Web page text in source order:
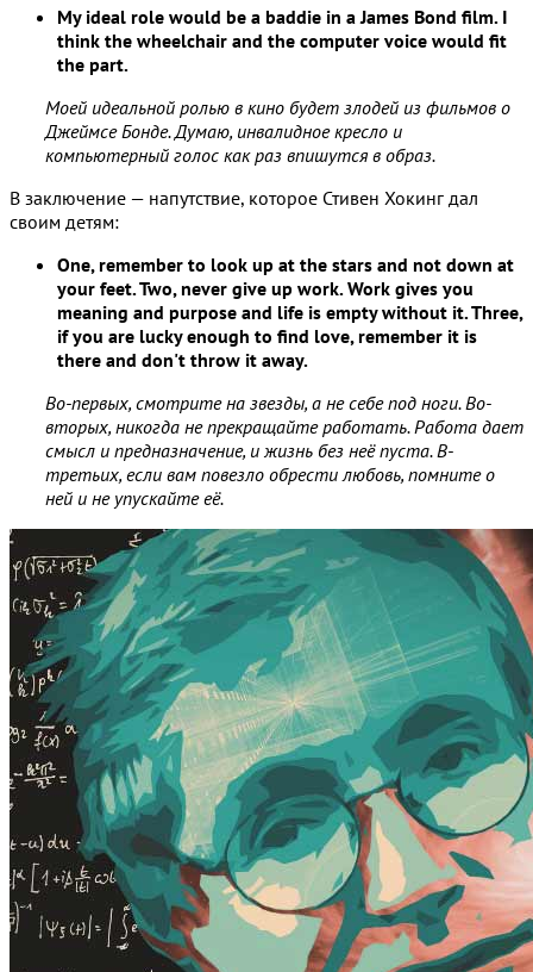
My ideal role would be a baddie in a James Bond film. I
think the wheelchair and the computer voice would fit
the part.
Моей идеальной ролью в кино будет злодей из фильмов о
Джеймсе Бонде. Думаю, инвалидное кресло и
компьютерный голос как раз впишутся в образ.
В заключение — напутствие, которое Стивен Хокинг дал
своим детям:
One, remember to look up at the stars and not down at
your feet. Two, never give up work. Work gives you
meaning and purpose and life is empty without it. Three,
if you are lucky enough to find love, remember it is
there and don't throw it away.
Во-первых, смотрите на звезды, а не себе под ноги. Во-
вторых, никогда не прекращайте работать. Работа дает
смысл и предназначение, и жизнь без неё пуста. В-
третьих, если вам повезло обрести любовь, помните о
ней и не упускайте её.